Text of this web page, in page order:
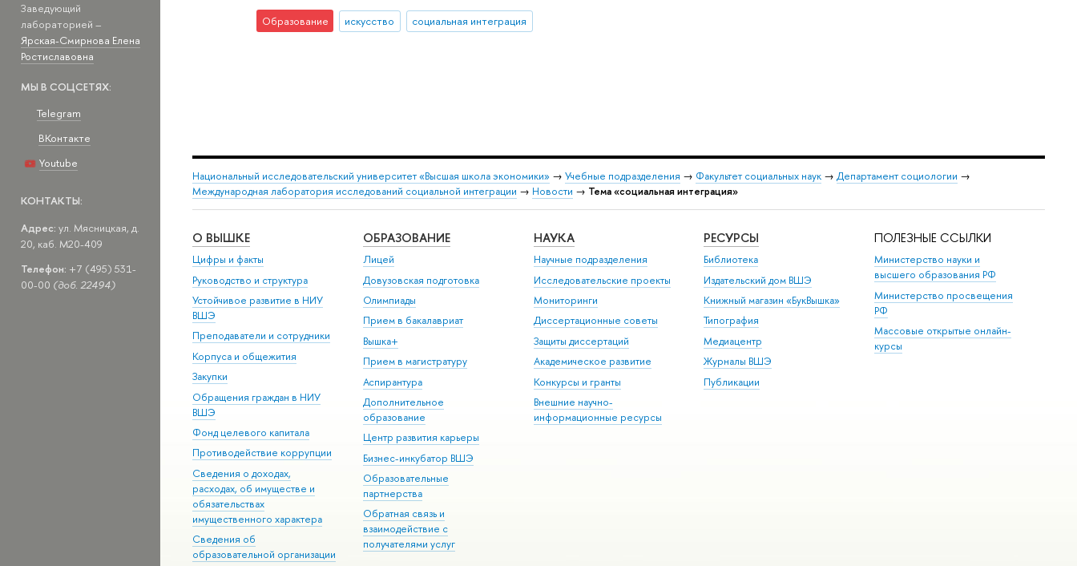
Заведующий
лабораторией –
Ярская-Смирнова Елена
Ростиславовна
МЫ В СОЦСЕТЯХ:
Telegram
ВКонтакте
Youtube
КОНТАКТЫ:
Адрес: ул. Мясницкая, д.
20, каб. M20-409
Телефон: +7 (495) 531-
00-00 (доб. 22494)
Образование искусство социальная интеграция
Национальный исследовательский университет «Высшая школа экономики» → Учебные подразделения → Факультет социальных наук → Департамент социологии →
Международная лаборатория исследований социальной интеграции → Новости → Тема «социальная интеграция»
О ВЫШКЕ
Цифры и факты
Руководство и структура
Устойчивое развитие в НИУ
ВШЭ
Преподаватели и сотрудники
Корпуса и общежития
Закупки
Обращения граждан в НИУ
ВШЭ
Фонд целевого капитала
Противодействие коррупции
Сведения о доходах,
расходах, об имуществе и
обязательствах
имущественного характера
Сведения об
образовательной организации
ОБРАЗОВАНИЕ
Лицей
Довузовская подготовка
Олимпиады
Прием в бакалавриат
Вышка+
Прием в магистратуру
Аспирантура
Дополнительное
образование
Центр развития карьеры
Бизнес-инкубатор ВШЭ
Образовательные
партнерства
Обратная связь и
взаимодействие с
получателями услуг
НАУКА
Научные подразделения
Исследовательские проекты
Мониторинги
Диссертационные советы
Защиты диссертаций
Академическое развитие
Конкурсы и гранты
Внешние научно-
информационные ресурсы
РЕСУРСЫ
Библиотека
Издательский дом ВШЭ
Книжный магазин «БукВышка»
Типография
Медиацентр
Журналы ВШЭ
Публикации
ПОЛЕЗНЫЕ ССЫЛКИ
Министерство науки и
высшего образования РФ
Министерство просвещения
РФ
Массовые открытые онлайн-
курсы